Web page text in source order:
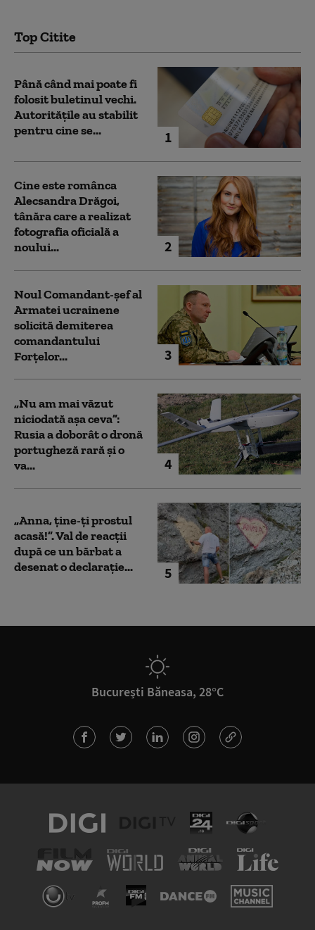
Top Citite
1
Până când mai poate fi
folosit buletinul vechi.
Autoritățile au stabilit
pentru cine se...
2
Cine este românca
Alecsandra Drăgoi,
tânăra care a realizat
fotografia oficială a
noului...
3
Noul Comandant-șef al
Armatei ucrainene
solicită demiterea
comandantului
Forțelor...
4
„Nu am mai văzut
niciodată așa ceva”:
Rusia a doborât o dronă
portugheză rară și o
va...
5
„Anna, ţine-ţi prostul
acasă!”. Val de reacții
după ce un bărbat a
desenat o declarație...
București Băneasa, 28°C